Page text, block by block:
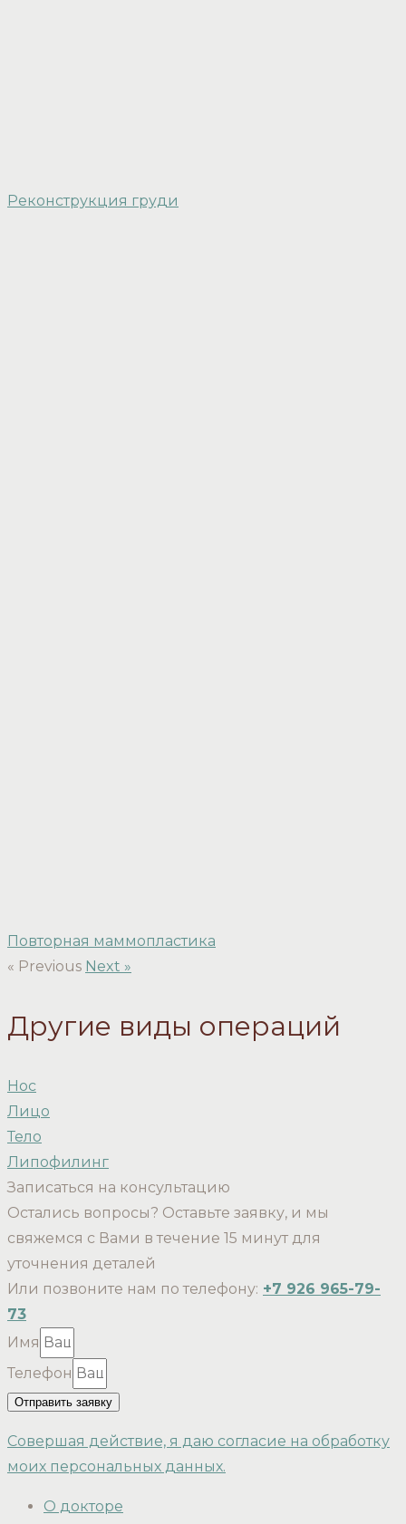
Реконструкция груди
Повторная маммопластика
« Previous Next »
Другие виды операций
Нос
Лицо
Тело
Липофилинг
Записаться на консультацию
Остались вопросы? Оставьте заявку, и мы
свяжемся с Вами в течение 15 минут для
уточнения деталей
Или позвоните нам по телефону: +7 926 965-79-
73
Имя
Телефон
Отправить заявку
Совершая действие, я даю согласие на обработку
моих персональных данных.
О докторе